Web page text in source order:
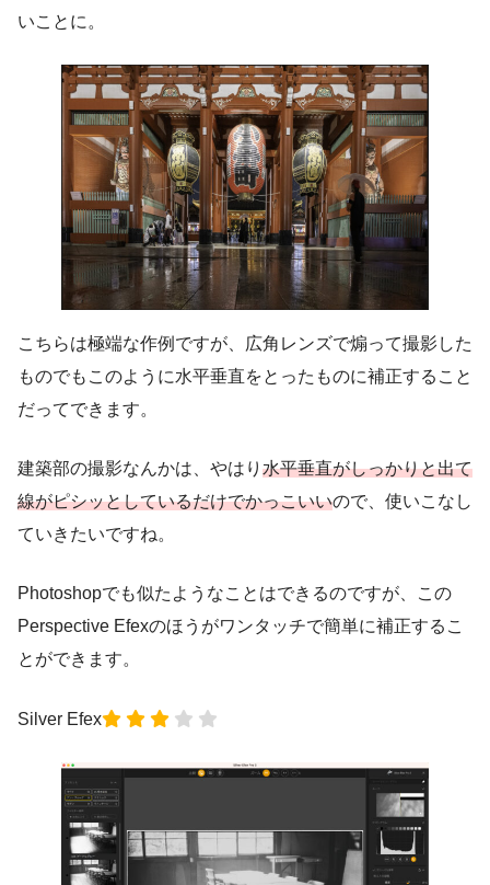
いことに。
こちらは極端な作例ですが、広角レンズで煽って撮影した
ものでもこのように水平垂直をとったものに補正すること
だってできます。
建築部の撮影なんかは、やはり 水平垂直がしっかりと出て
線がピシッとしているだけでかっこいいので、使いこなし
ていきたいですね。
Photoshopでも似たようなことはできるのですが、この
Perspective Efexのほうがワンタッチで簡単に補正するこ
とができます。
Silver Efex